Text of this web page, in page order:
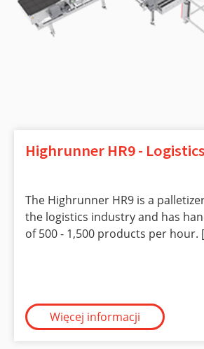
Highrunner HR9 - Logistics
The Highrunner HR9 is a
the logistics industry and has
of 500 - 1,500 products per hour.
Więcej informacji